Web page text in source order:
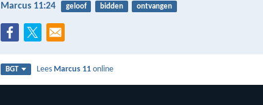
Marcus 11:24 geloof bidden ontvangen
BGT Lees Marcus 11 online